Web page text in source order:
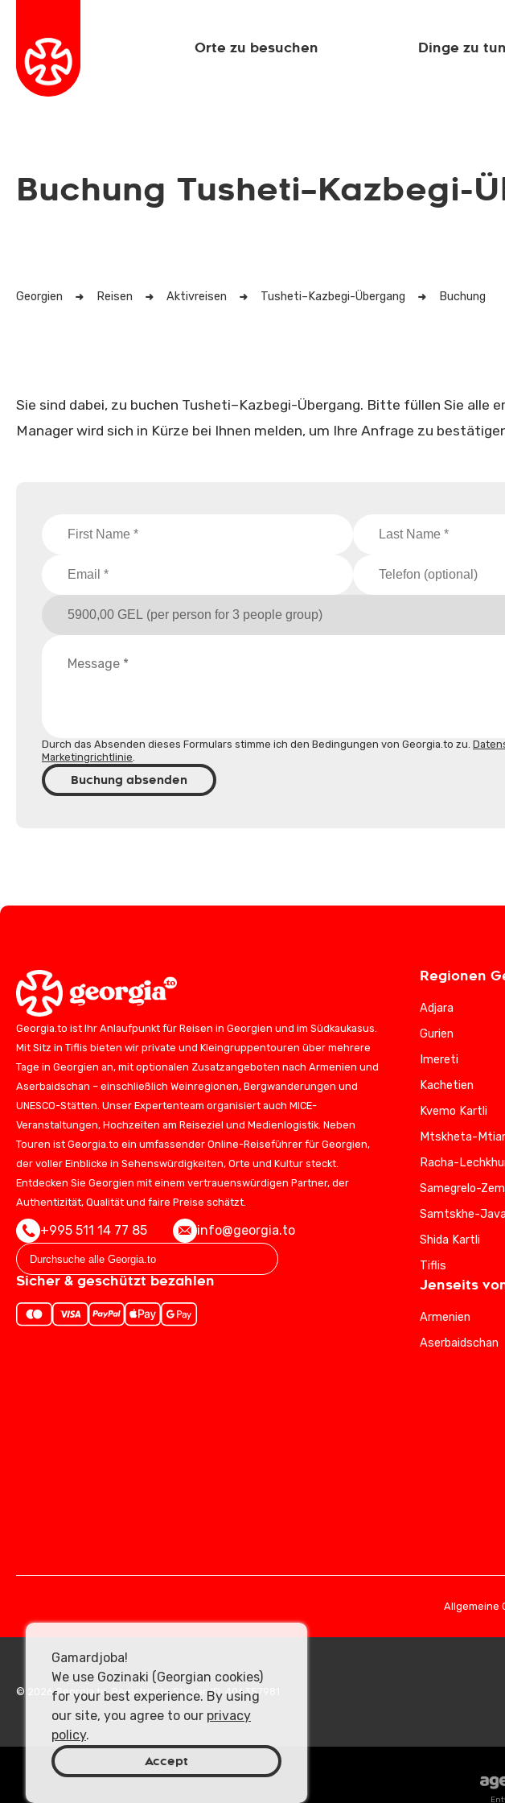
Orte zu besuchen Dinge zu tun
Buchung Tusheti–Kazbegi-
Georgien Reisen Aktivreisen Tusheti–Kazbegi-Übergang Buchung
Sie sind dabei, zu buchen Tusheti–Kazbegi-Übergang. Bitte füllen Sie alle
Manager wird sich in Kürze bei Ihnen melden, um Ihre Anfrage zu
Durch das Absenden dieses Formulars stimme ich den Bedingungen von Georgia.to zu.
Marketingrichtlinie.
Buchung absenden
Georgia.to ist Ihr Anlaufpunkt für Reisen in Georgien und im Südkaukasus.
Mit Sitz in Tiflis bieten wir private und Kleingruppentouren über mehrere
Tage in Georgien an, mit optionalen Zusatzangeboten nach Armenien und
Aserbaidschan – einschließlich Weinregionen, Bergwanderungen und
UNESCO-Stätten. Unser Expertenteam organisiert auch MICE-
Veranstaltungen, Hochzeiten am Reiseziel und Medienlogistik. Neben
Touren ist Georgia.to ein umfassender Online-Reiseführer für Georgien,
der voller Einblicke in Sehenswürdigkeiten, Orte und Kultur steckt.
Entdecken Sie Georgien mit einem vertrauenswürdigen Partner, der
Authentizität, Qualität und faire Preise schätzt.
+995 511 14 77 85 info@georgia.to
Sicher & geschützt bezahlen
Regionen
Adjara
Gurien
Imereti
Kachetien
Kvemo Kartli
Mtskheta-
Racha-
Samegrelo-
Samtskhe-
Shida Kartli
Tiflis
Jenseits
Armenien
Aserbaidschan
Allgemeine
© 2026 Georgia.to. Registrierte Steuer-ID: 406357981
Gamardjoba!
We use Gozinaki (Georgian cookies)
for your best experience. By using
our site, you agree to our privacy
policy.
Accept